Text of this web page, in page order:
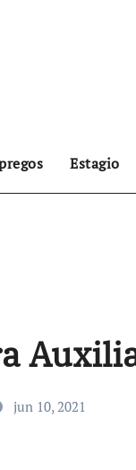
Estagio
jun 10, 2021